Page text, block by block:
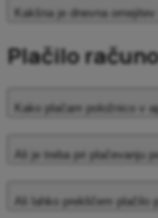
Kakšna je dnevna
Plačilo
Kako plačam položnico v
Ali je treba pri plačevanju
Ali lahko prekličem plačilo